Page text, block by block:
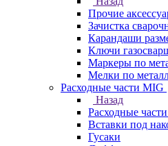
Прочие
Зачистка
Карандаши
Ключи
Маркеры по
Мелки по
Расходные части MIG
Назад
Расходные
Вставки под
Гусаки